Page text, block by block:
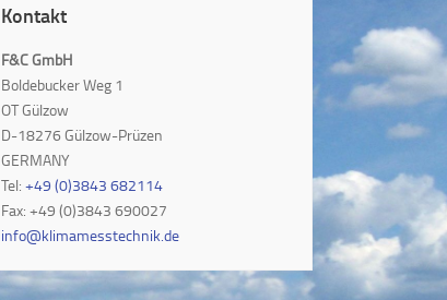
Kontakt
F&C GmbH
Boldebucker Weg 1
OT Gülzow
D-18276 Gülzow-Prüzen
GERMANY
Tel:+49 (0)3843 682114
Fax: +49 (0)3843 690027
info@klimamesstechnik.de